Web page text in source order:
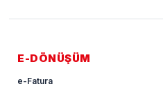
E-DÖNÜŞÜM
e-Fatura